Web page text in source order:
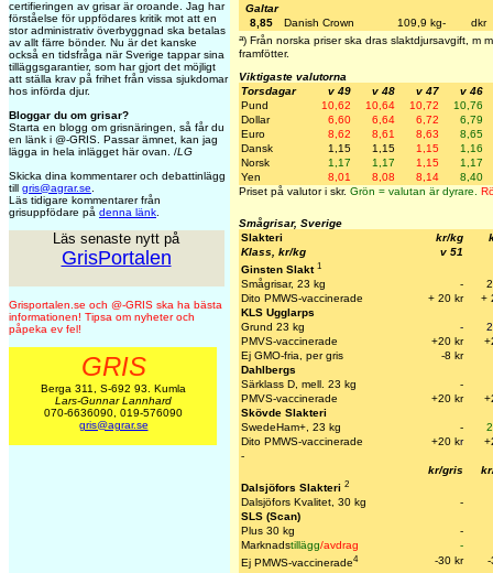
certifieringen av grisar är oroande. Jag har
förståelse för uppfödares kritik mot att en
stor administrativ överbyggnad ska betalas
av allt färre bönder. Nu är det kanske
också en tidsfråga när Sverige tappar sina
tilläggsgarantier, som har gjort det möjligt
att ställa krav på frihet från vissa sjukdomar
hos införda djur.
Bloggar du om grisar?
Starta en blogg om grisnäringen, så får du
en länk i @-GRIS. Passar ämnet, kan jag
lägga in hela inlägget här ovan. /LG
Skicka dina kommentarer och debattinlägg
till gris@agrar.se
Läs tidigare kommentarer från
grisuppfödare på denna länk
Läs senaste nytt på
GrisPortalen
Grisportalen.se och @-GRIS ska ha bästa
informationen! Tipsa om nyheter och
påpeka ev fel!
GRIS
Berga 311, S-692 93. Kumla
Lars-Gunnar Lannhard
070-6636090, 019-576090
gris@agrar.se
Galtar
8,85
Danish Crown 109,9 kg- dkr
a) Från norska priser ska dras slaktdjursavgift, m
framfötter.
Viktigaste valutorna
Torsdagar
v 49 v 48 v 47
v 46
Pund
10,62 10,64 10,72
10,76
Dollar
6,60 6,64 6,72
6,79
Euro
8,62 8,61 8,63
8,65
Dansk
1,15 1,15 1,15
1,16
Norsk
1,17 1,17 1,15
1,17
Yen
8,01 8,08 8,14
8,40
Priset på valutor i skr. Grön = valutan är dyrare.
Smågrisar, Sverige
Slakteri
kr/kg
Klass, kr/kg
v 51
Ginsten Slakt 1
Smågrisar, 23 kg -
Dito PMWS-vaccinerade
+ 20 kr
+
KLS Ugglarps
Grund 23 kg
-
PMVS-vaccinerade
+20 kr
Ej GMO-fria, per gris
-8 kr
Dahlbergs
Särklass D, mell. 23 kg
-
PMVS-vaccinerade
+20 kr
Skövde Slakteri
SwedeHam+, 23 kg
-
Dito PMWS-vaccinerade
+20 kr
-
kr/gris
Dalsjöfors Slakteri 2
Dalsjöfors Kvalitet, 30 kg
-
SLS (Scan)
Plus 30 kg
-
Marknadstillägg/avdrag
-
Ej PMWS-vaccinerade4 -30 kr
-